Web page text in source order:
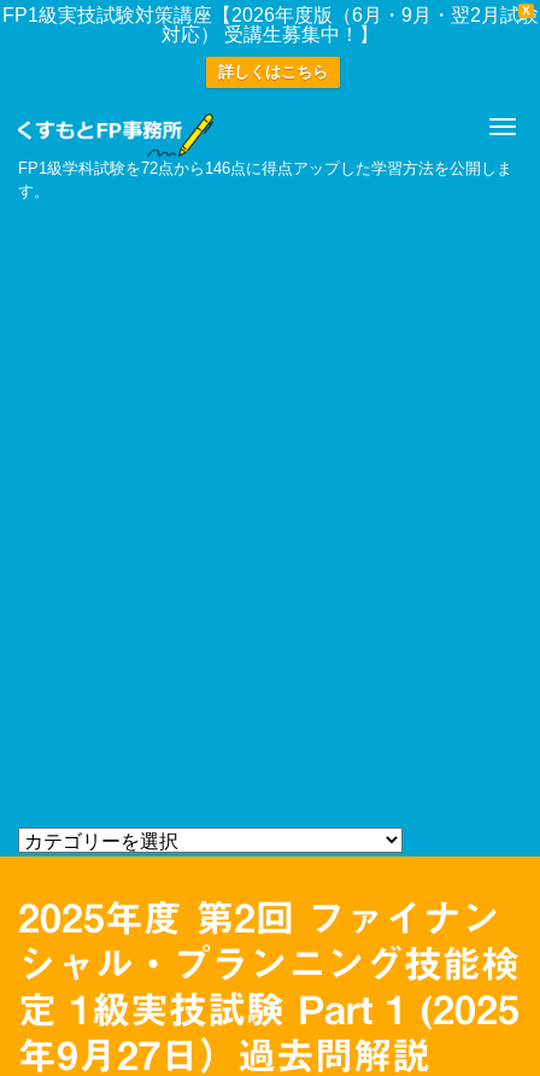
X
FP1級実技試験対策講座【2026年度版（6月・9月・翌2月試験
対応） 受講生募集中！】
詳しくはこちら
FP1級学科試験を72点から146点に得点アップした学習方法を公開しま
す。
2025年度 第2回 ファイナン
シャル・プランニング技能検
定 1級実技試験 Part 1 (2025
年9月27日）過去問解説